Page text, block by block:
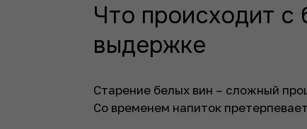
Что происходит
выдержке
Старение белых вин – сложный
Со временем напиток